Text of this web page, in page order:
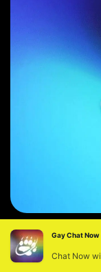
Gay Chat Now
Chat Now